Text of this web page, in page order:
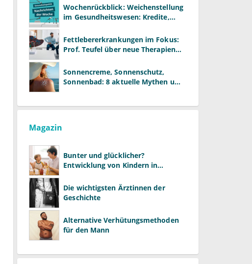
Wochenrückblick: Weichenstellung
im Gesundheitswesen: Kredite,
Fettlebererkrankungen im Fokus:
Prof. Teufel über neue Therapien
Sonnencreme, Sonnenschutz,
Sonnenbad: 8 aktuelle Mythen und
Magazin
Bunter und glücklicher?
Entwicklung von Kindern in
Die wichtigsten Ärztinnen der
Geschichte
Alternative Verhütungsmethoden
für den Mann